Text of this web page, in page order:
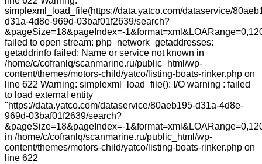
simplexml_load_file(https://data.yatco.com/dataservice/
d31a-4d8e-969d-03baf01f2639/search?
&pageSize=18&pageIndex=-
failed to open stream: php_network_getaddresses:
getaddrinfo failed: Name or service not known in
/home/c/cofranlq/scanmarine.ru/public_html/wp-
content/themes/motors-child/yatco/listing-boats-rinker.php on
line 622 Warning: simplexml_load_file(): I/O warning : failed
to load external entity
"https://data.yatco.com/dataservice/80aeb195-d31a-4d8e-
969d-03baf01f2639/search?
&pageSize=18&pageIndex=-
in /home/c/cofranlq/scanmarine.ru/public_html/wp-
content/themes/motors-child/yatco/listing-boats-rinker.php on
line 622